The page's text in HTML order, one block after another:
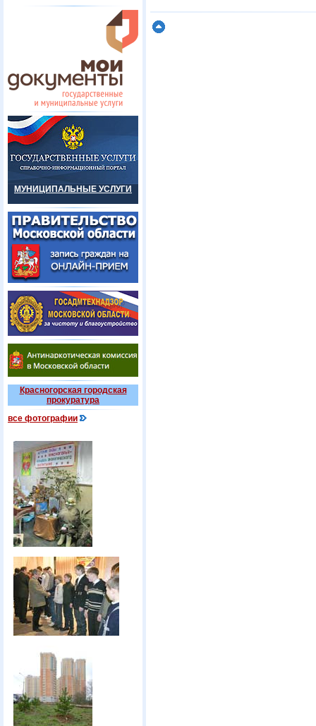
МУНИЦИПАЛЬНЫЕ УСЛУГИ
Красногорская городская
прокуратура
все фотографии